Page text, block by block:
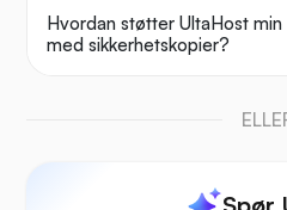
Hvordan støtter UltaHost
med sikkerhetskopier?